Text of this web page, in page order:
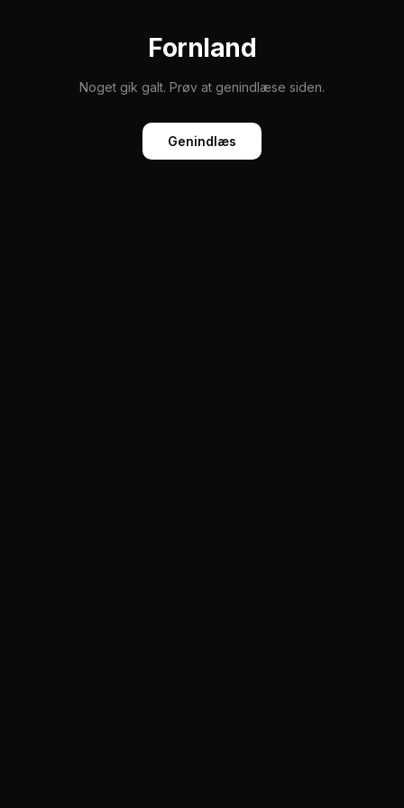
Fornland
Noget gik galt. Prøv at genindlæse siden.
Genindlæs